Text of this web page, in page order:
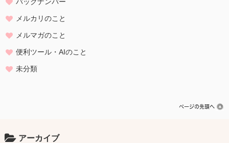
メルカリのこと
メルマガのこと
便利ツール・AIのこと
未分類
アーカイブ